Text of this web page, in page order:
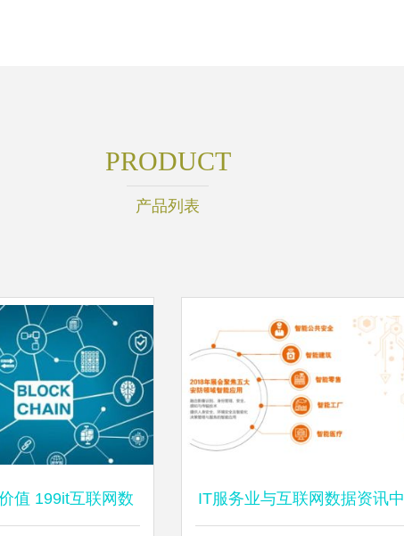
PRODUCT
产品列表
值 199it互联网数 IT服务业与互联网数据资讯中